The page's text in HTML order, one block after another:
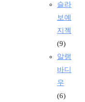
슬라
보예
지젝
(9)
알랭
바디
우
(6)